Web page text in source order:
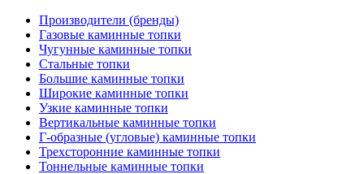
Производители (бренды)
Газовые каминные топки
Чугунные каминные топки
Стальные топки
Большие каминные топки
Широкие каминные топки
Узкие каминные топки
Вертикальные каминные топки
Г-образные (угловые) каминные топки
Трехсторонние каминные топки
Тоннельные каминные топки